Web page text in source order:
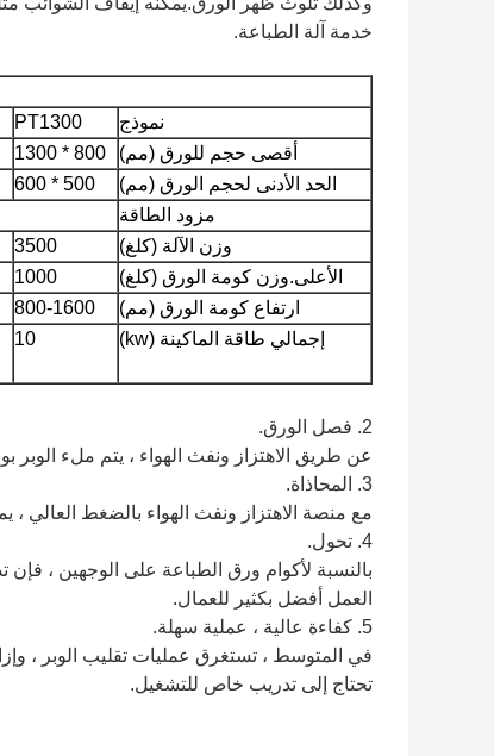
خدمة آلة الطباعة.
نموذج
PT1300
أقصى حجم للورق (مم)
800 * 1300
الحد الأدنى لحجم الورق (مم)
500 * 600
مزود الطاقة
وزن الآلة (كلغ)
3500
الأعلى.وزن كومة الورق (كلغ)
1000
ارتفاع كومة الورق (مم)
800-1600
إجمالي طاقة الماكينة (kw)
10
2. فصل الورق.
عن طريق الاهتزاز ونفث الهواء ، يتم ملء الوبر
3. المحاذاة.
مع منصة الاهتزاز ونفث الهواء بالضغط العالي
4. تحول.
بالنسبة لأكوام ورق الطباعة على الوجهين ،
العمل أفضل بكثير للعمال.
5. كفاءة عالية ، عملية سهلة.
تحتاج إلى تدريب خاص للتشغيل.